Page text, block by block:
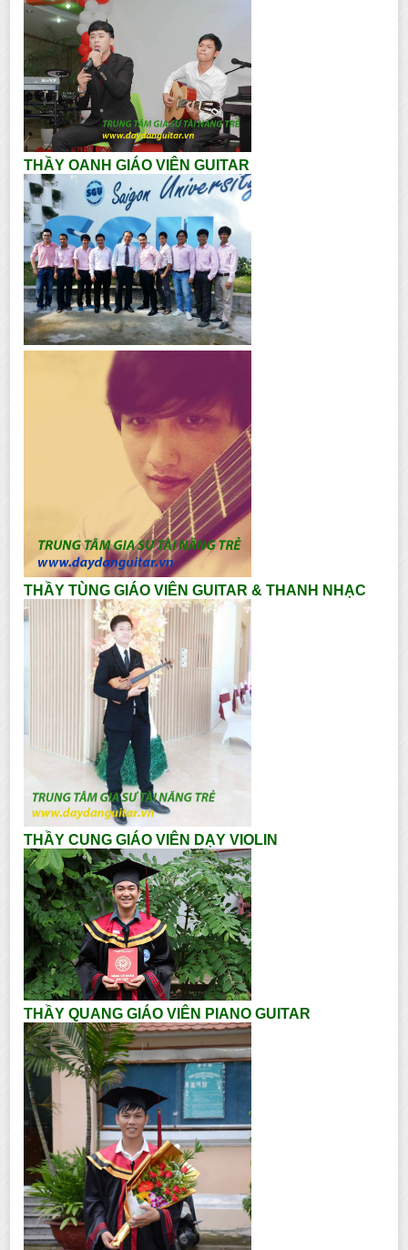
THẦY OANH GIÁO VIÊN GUITAR
THẦY TÙNG GIÁO VIÊN GUITAR & THANH NHẠC
THẦY CUNG GIÁO VIÊN DẠY VIOLIN
THẦY QUANG GIÁO VIÊN PIANO GUITAR